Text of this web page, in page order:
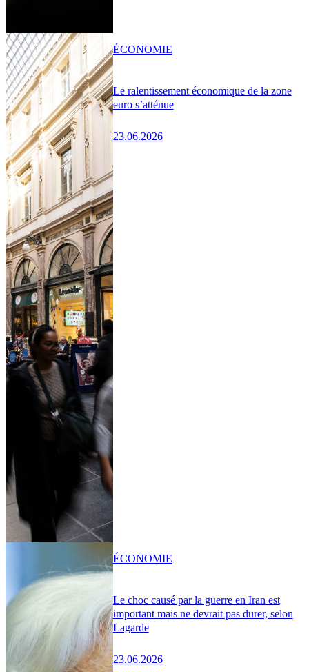
Le ralentissement économique de la zone
euro s’atténue
23.06.2026
ÉCONOMIE
Le choc causé par la guerre en Iran est
important mais ne devrait pas durer, selon
Lagarde
23.06.2026
ÉCONOMIE